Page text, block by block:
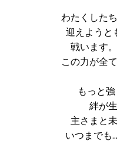
わたくした
迎えようと
戦います
この力が全
もっと
絆が
主さまと
いつまでも